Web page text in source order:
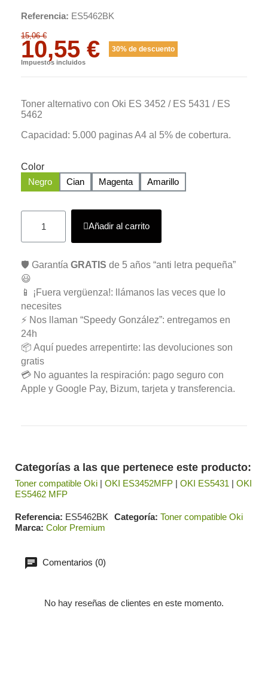
Referencia ES5462BK
15,06 €
10,55 € 30% de descuento
Impuestos incluidos
Toner alternativo con Oki ES 3452 / ES 5431 / ES
5462
Capacidad: 5.000 paginas A4 al 5% de cobertura.
Color
Negro
Cian Magenta Amarillo
Añadir al carrito
🛡️ Garantía GRATIS de 5 años “anti letra pequeña”
😃
📱 ¡Fuera vergüenza!: llámanos las veces que lo
necesites
⚡ Nos llaman “Speedy González”: entregamos en
24h
📦 Aquí puedes arrepentirte: las devoluciones son
gratis
💳 No aguantes la respiración: pago seguro con
Apple y Google Pay, Bizum, tarjeta y transferencia.
Categorías a las que pertenece este producto:
Toner compatible Oki | OKI ES3452MFP | OKI ES5431 | OKI
ES5462 MFP
Referencia ES5462BK Categoría Toner compatible Oki
Marca Color Premium
Comentarios (0)
No hay reseñas de clientes en este momento.